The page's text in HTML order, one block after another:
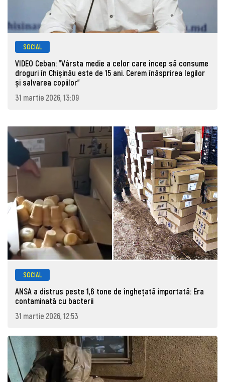
SOCIAL
VIDEO Ceban: "Vârsta medie a celor care încep să consume
droguri în Chișinău este de 15 ani. Cerem înăsprirea legilor
și salvarea copiilor"
31 martie 2026, 13:09
SOCIAL
ANSA a distrus peste 1,6 tone de înghețată importată: Era
contaminată cu bacterii
31 martie 2026, 12:53